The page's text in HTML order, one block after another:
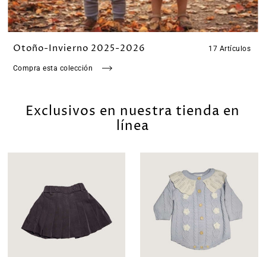
Otoño-Invierno 2025-2026 17 Artículos
Compra esta colección
Exclusivos en nuestra tienda en
línea